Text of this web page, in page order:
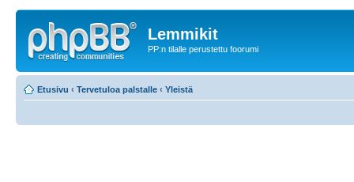
Lemmikit
PP:n tilalle perustettu foorumi
Etusivu ‹ Tervetuloa palstalle ‹ Yleistä